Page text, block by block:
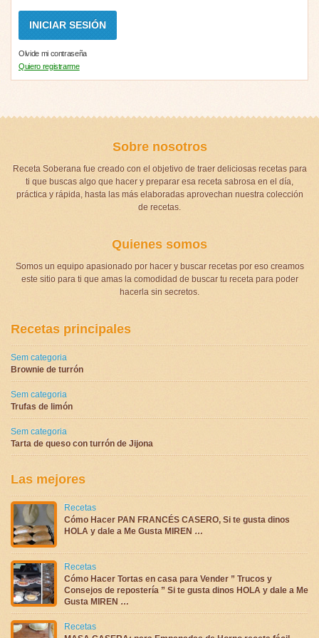
Olvide mi contraseña
Quiero registrarme
Sobre nosotros
Receta Soberana fue creado con el objetivo de traer deliciosas recetas para
ti que buscas algo que hacer y preparar esa receta sabrosa en el día,
práctica y rápida, hasta las más elaboradas aprovechan nuestra colección
de recetas.
Quienes somos
Somos un equipo apasionado por hacer y buscar recetas por eso creamos
este sitio para ti que amas la comodidad de buscar tu receta para poder
hacerla sin secretos.
Recetas principales
Sem categoria
Brownie de turrón
Sem categoria
Trufas de limón
Sem categoria
Tarta de queso con turrón de Jijona
Las mejores
Recetas
Cómo Hacer PAN FRANCÉS CASERO, Si te gusta dinos
HOLA y dale a Me Gusta MIREN …
Recetas
Cómo Hacer Tortas en casa para Vender ” Trucos y
Consejos de repostería ” Si te gusta dinos HOLA y dale a Me
Gusta MIREN …
Recetas